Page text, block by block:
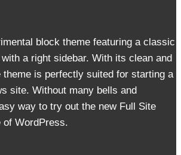
block theme featuring a classic
a right sidebar. With its clean and
theme is perfectly suited for starting a
site. Without many bells and
way to try out the new Full Site
of WordPress.